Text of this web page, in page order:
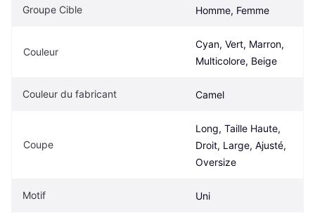
Groupe Cible Homme, Femme
Couleur
Cyan, Vert, Marron,
Multicolore, Beige
Couleur du fabricant Camel
Coupe
Long, Taille Haute,
Droit, Large, Ajusté,
Oversize
Motif Uni